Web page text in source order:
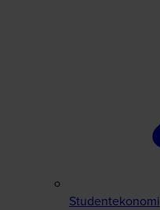
Studentekonomi